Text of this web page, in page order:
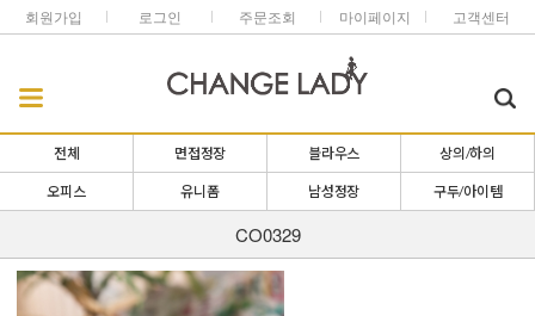
회원가입 로그인 주문조회 마이페이지 고객센터
전체 면접정장 블라우스 상의/하의
오피스 유니폼 남성정장 구두/아이템
CO0329